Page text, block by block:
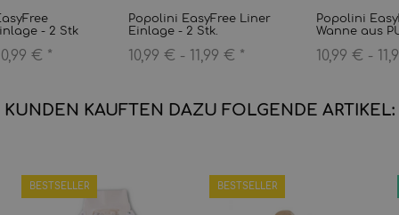
- 2 Stk
€ *
Popolini EasyFree Liner
Einlage - 2 Stk.
10,99 € - 11,99 € *
Popolini
Wanne aus
10,99 € -
KUNDEN KAUFTEN DAZU FOLGENDE ARTIKEL:
BESTSELLER BESTSELLER